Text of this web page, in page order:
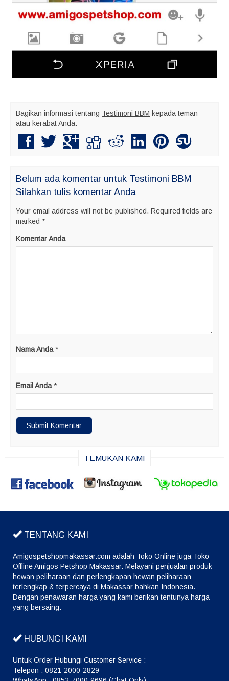
Bagikan informasi tentang Testimoni BBM kepada teman
atau kerabat Anda.
Belum ada komentar untuk Testimoni BBM
Silahkan tulis komentar Anda
Your email address will not be published. Required fields are
marked *
Komentar Anda
Nama Anda *
Email Anda *
TEMUKAN KAMI
TENTANG KAMI
Amigospetshopmakassar.com adalah Toko Online juga Toko
Offline Amigos Petshop Makassar. Melayani penjualan produk
hewan peliharaan dan perlengkapan hewan peliharaan
terlengkap & terpercaya di Makassar bahkan Indonesia.
Dengan penawaran harga yang kami berikan tentunya harga
yang bersaing.
HUBUNGI KAMI
Untuk Order Hubungi Customer Service :
Telepon : 0821-2000-2829